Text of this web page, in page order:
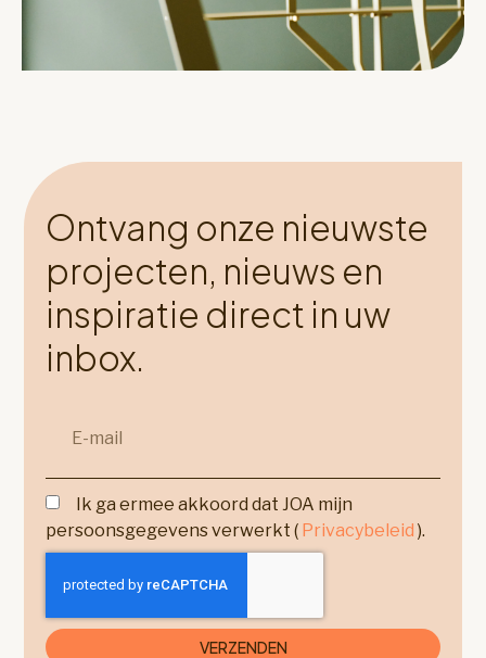
Ontvang onze nieuwste
projecten, nieuws en
inspiratie direct in uw
inbox.
Ik ga ermee akkoord dat JOA mijn
persoonsgegevens verwerkt ( Privacybeleid ).
VERZENDEN